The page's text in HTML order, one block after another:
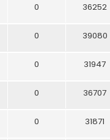
0 36252
0 39080
0 31947
0 36707
0 31871